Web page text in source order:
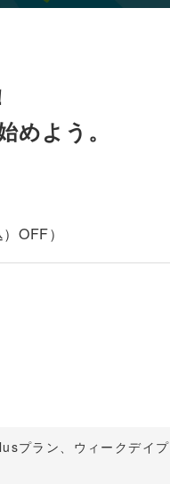
めよう。
OFF）
プラン、ウィークデイプ